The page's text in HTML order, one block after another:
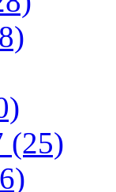
(25)